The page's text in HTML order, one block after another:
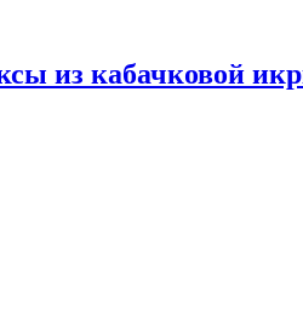
из кабачковой